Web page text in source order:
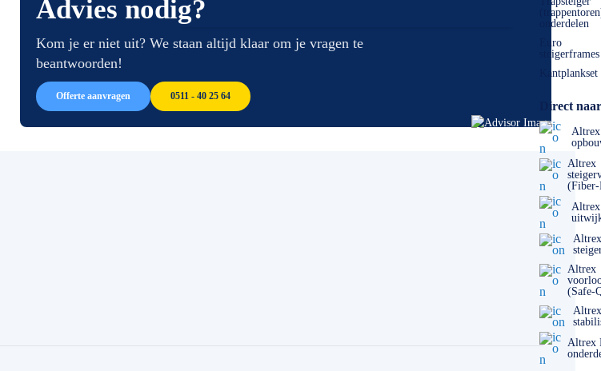
onderdelen
Euro
steigerframes
Kantplankset
Direct
Altrex
Altrex
Altrex
Altrex
Altrex
(Safe-
Altrex
Altrex
afbeeldingen-
Advies nodig?
Kom je er niet uit? We staan altijd klaar om je vragen te
beantwoorden!
Offerte aanvragen 0511 - 40 25 64